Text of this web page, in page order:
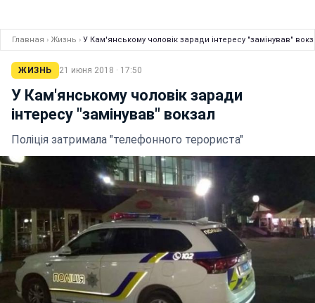
Главная › Жизнь › У Кам'янському чоловік заради інтересу "замінував"
ЖИЗНЬ 21 июня 2018 · 17:50
У Кам'янському чоловік заради
інтересу "замінував" вокзал
Поліція затримала "телефонного терориста"